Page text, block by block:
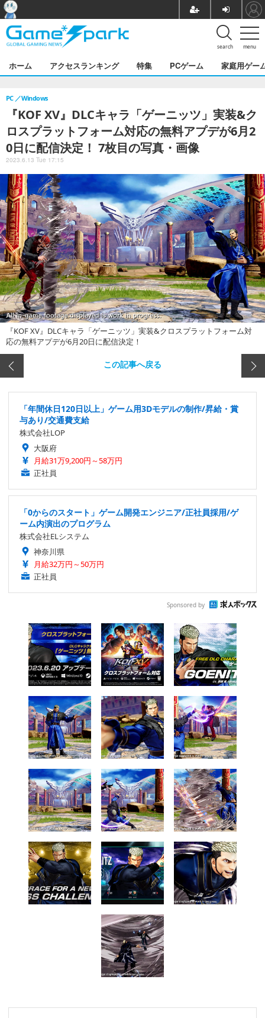
menu
search
ホーム アクセスランキング 特集 PCゲーム 家庭用ゲー
『KOF XV』DLCキャラ「ゲーニッツ」実装&ク
ロスプラットフォーム対応の無料アプデが6月2
0日に配信決定！ 7枚目の写真・画像
PC Windows
2023.6.13 Tue 17:15
『KOF XV』DLCキャラ「ゲーニッツ」実装&クロスプラットフォーム対
応の無料アプデが6月20日に配信決定！
この記事へ戻る
「年間休日120日以上」ゲーム用3Dモデルの制作/昇給・賞
与あり/交通費支給
株式会社LOP
大阪府
月給31万9,200円～58万円
正社員
「0からのスタート」ゲーム開発エンジニア/正社員採用/ゲ
ーム内演出のプログラム
株式会社ELシステム
神奈川県
月給32万円～50万円
正社員
Sponsored by